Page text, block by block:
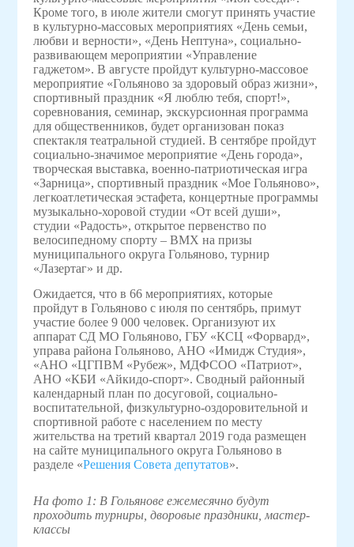
Кроме того, в июле жители смогут принять участие
в культурно-массовых мероприятиях «День семьи,
любви и верности», «День Нептуна», социально-
развивающем мероприятии «Управление
гаджетом». В августе пройдут культурно-массовое
мероприятие «Гольяново за здоровый образ жизни»,
спортивный праздник «Я люблю тебя, спорт!»,
соревнования, семинар, экскурсионная программа
для общественников, будет организован показ
спектакля театральной студией. В сентябре пройдут
социально-значимое мероприятие «День города»,
творческая выставка, военно-патриотическая игра
«Зарница», спортивный праздник «Мое Гольяново»,
легкоатлетическая эстафета, концертные программы
музыкально-хоровой студии «От всей души»,
студии «Радость», открытое первенство по
велосипедному спорту –BMX на призы
муниципального округа Гольяново, турнир
«Лазертаг» и др.
Ожидается, что в 66 мероприятиях, которые
пройдут в Гольяново с июля по сентябрь, примут
участие более 9 000 человек. Организуют их
аппарат СД МО Гольяново, ГБУ «КСЦ «Форвард»,
управа района Гольяново, АНО «Имидж Студия»,
«АНО «ЦГПВМ «Рубеж», МДФСОО «Патриот»,
АНО «КБИ «Айкидо-спорт». Сводный районный
календарный план по досуговой, социально-
воспитательной, физкультурно-оздоровительной и
спортивной работе с населением по месту
жительства на третий квартал 2019 года размещен
на сайте муниципального округа Гольяново в
разделе «Решения Совета депутатов».
На фото 1: В Гольянове ежемесячно будут
проходить турниры, дворовые праздники, мастер-
классы